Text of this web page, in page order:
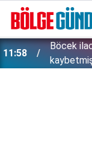
11:58
Böcek